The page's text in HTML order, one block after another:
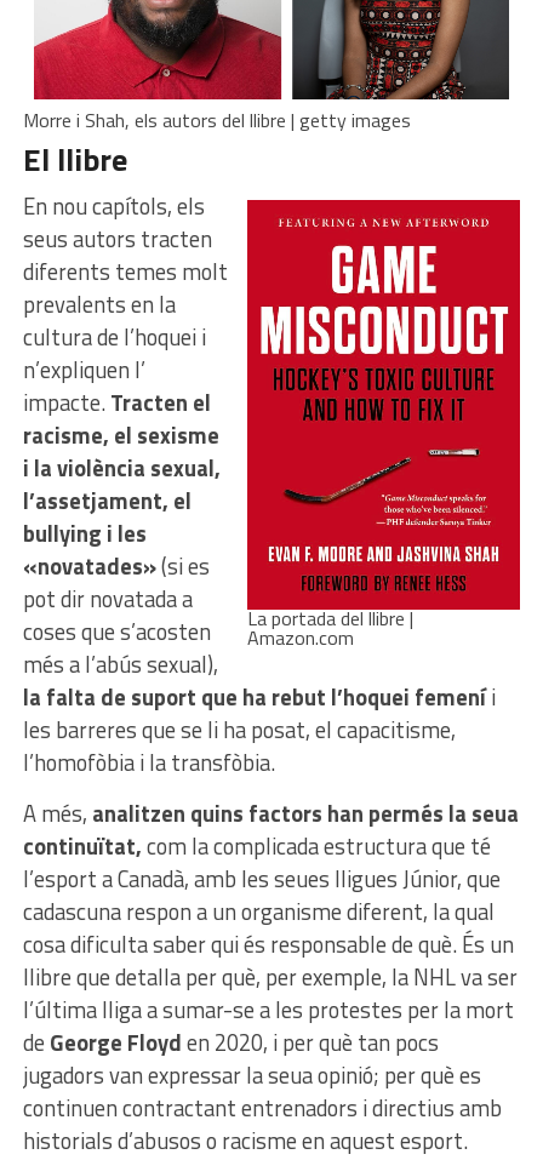
Morre i Shah, els autors del llibre | getty images
El llibre
La portada del llibre |
Amazon.com
En nou capítols, els
seus autors tracten
diferents temes molt
prevalents en la
cultura de l’hoquei i
n’expliquen l’
impacte.Tracten el
racisme, el sexisme
i la violència sexual,
l’assetjament, el
bullying i les
«novatades»(si es
pot dir novatada a
coses que s’acosten
més a l’abús sexual),
la falta de suport que ha rebut l’hoquei femeníi
les barreres que se li ha posat, el capacitisme,
l’homofòbia i la transfòbia.
A més, analitzen quins factors han permés la seua
continuïtat,com la complicada estructura que té
l’esport a Canadà, amb les seues lligues Júnior, que
cadascuna respon a un organisme diferent, la qual
cosa dificulta saber qui és responsable de què. És un
llibre que detalla per què, per exemple, la NHL va ser
l’última lliga a sumar-se a les protestes per la mort
de George Floyden 2020, i per què tan pocs
jugadors van expressar la seua opinió; per què es
continuen contractant entrenadors i directius amb
historials d’abusos o racisme en aquest esport.